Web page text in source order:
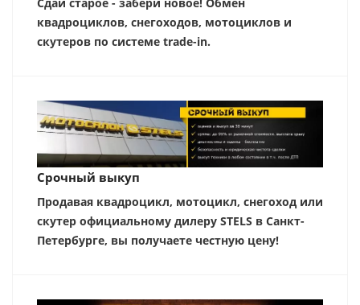
квадроциклов, снегоходов, мотоциклов и
скутеров по системе trade-in.
Срочный выкуп
Продавая квадроцикл, мотоцикл, снегоход или
скутер официальному дилеру STELS в Санкт-
Петербурге, вы получаете честную цену!